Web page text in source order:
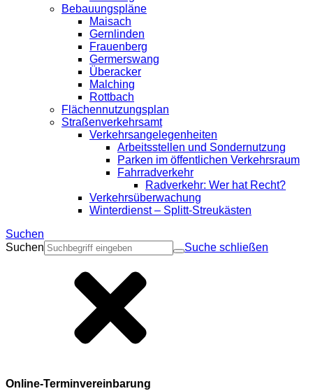
Bebauungspläne
Maisach
Gernlinden
Frauenberg
Germerswang
Überacker
Malching
Rottbach
Flächennutzungsplan
Straßenverkehrsamt
Verkehrsangelegenheiten
Arbeitsstellen und Sondernutzung
Parken im öffentlichen Verkehrsraum
Fahrradverkehr
Radverkehr: Wer hat Recht?
Verkehrsüberwachung
Winterdienst – Splitt-Streukästen
Suchen
Suchen
Suche schließen
Online-Terminvereinbarung